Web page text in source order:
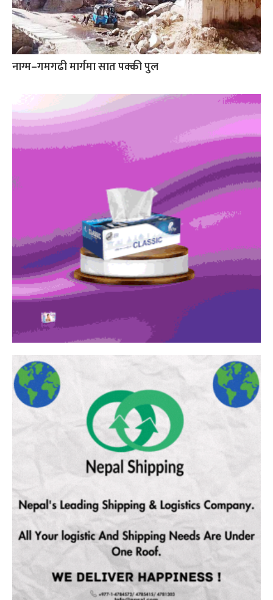
नाग्म–गमगढी मार्गमा सात पक्की पुल